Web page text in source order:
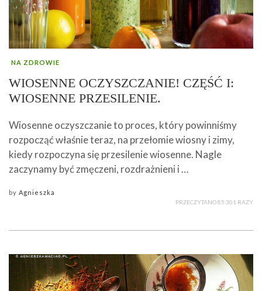
NA ZDROWIE
WIOSENNE OCZYSZCZANIE! CZĘŚĆ I:
WIOSENNE PRZESILENIE.
Wiosenne oczyszczanie to proces, który powinniśmy
rozpocząć właśnie teraz, na przełomie wiosny i zimy,
kiedy rozpoczyna się przesilenie wiosenne. Nagle
zaczynamy być zmęczeni, rozdrażnieni i …
by Agnieszka
PRZECZYTANO 85 301 RAZY